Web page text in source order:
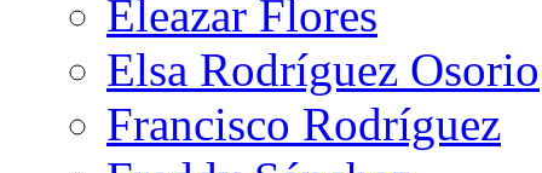
Eleazar Flores
Elsa Rodríguez Osorio
Francisco Rodríguez